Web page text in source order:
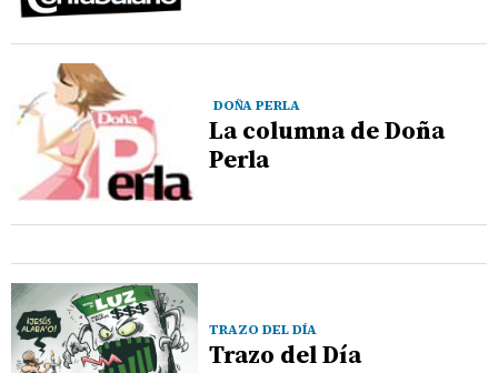
DOÑA PERLA
La columna de Doña
Perla
TRAZO DEL DÍA
Trazo del Día